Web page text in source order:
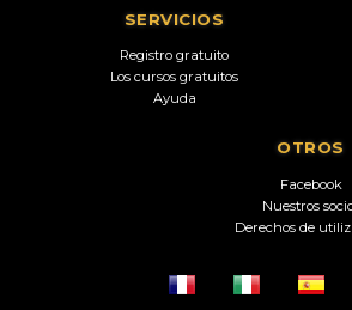
SERVICIOS
Registro gratuito
Los cursos gratuitos
Ayuda
OTROS
Facebook
Nuestros
Derechos de